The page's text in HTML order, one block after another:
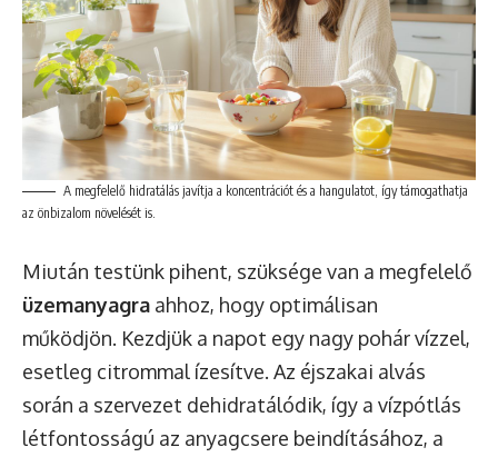
A megfelelő hidratálás javítja a koncentrációt és a hangulatot, így támogathatja
az önbizalom növelését is.
Miután testünk pihent, szüksége van a megfelelő
üzemanyagra ahhoz, hogy optimálisan
működjön. Kezdjük a napot egy nagy pohár vízzel,
esetleg citrommal ízesítve. Az éjszakai alvás
során a szervezet dehidratálódik, így a vízpótlás
létfontosságú az anyagcsere beindításához, a